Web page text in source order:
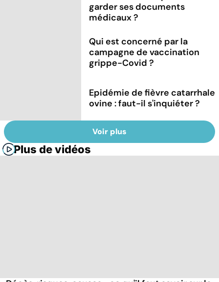
garder ses documents
médicaux ?
Qui est concerné par la
campagne de vaccination
grippe-Covid ?
Epidémie de fièvre catarrhale
ovine : faut-il s'inquiéter ?
Voir plus
Plus de vidéos